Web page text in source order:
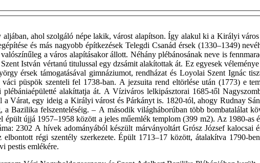
ahol szolgáló népe lakik, várost alapítson. Így alakul ki a Királyi
és más nagyobb építkezések Telegdi Csanád érsek (1330–1349)
a város alapításakor állott. Néhány plébánosának neve is
István vértanú titulussal egy dzsámit alakítottak át. Ez egyesek
érsek támogatásával gimnáziumot, rendházat és Loyolai Szent Ignác
püspök szenteli fel 1738-ban. A jezsuita rend eltörlése után (1773) e
plébániaépületté alakíttatja át. A Víziváros lelkipásztorai 1685-től
a Várat, egy ideig a Királyi várost és Párkányt is. 1820-tól, ahogy Rudnay
Bazilika felszenteléséig. – A második világháborúban több bombatalálat
újjá 1957–1958 között a jeles műemlék templom (399 m2). Az 1980-as
2302 A hívek adományából készült márványoltárt Grósz József
régi szentély szerkezete. Épült 1713–17 között, átalakítva 1790-
pestis emlékére.